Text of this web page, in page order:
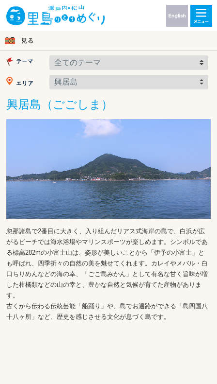
興居島（ごごしま）
忽那諸島で2番目に大きく、入り組んだリアス式海岸の島で、白浜が広
がるビーチでは海水浴場やマリンスポーツが楽しめます。シンボルであ
る標高282mの小富士山は、姿形が美しいことから「伊予の小富士」と
も呼ばれ、四季折々の自然の美を魅せてくれます。カレイやメバル・白
口ちりめんなどの海の幸、「ごご島みかん」として有名な甘く旨味が増
した柑橘類などの山の幸と、豊かな自然と気候が育てた産物がありま
す。
古くから伝わる伝統芸能「船踊り」や、島でお遍路ができる「島四国八
十八ヶ所」など、歴史を感じさせる文化が息づく島です。